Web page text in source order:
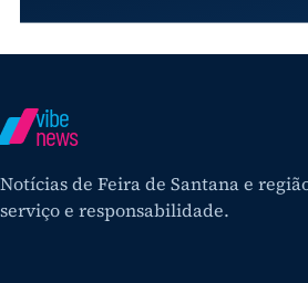
vibe
news
Notícias de Feira de Santana e
serviço e responsabilidade.